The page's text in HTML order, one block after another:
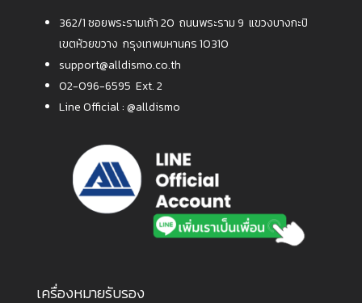
362/1 ซอยพระรามเก้า 20 ถนนพระราม 9 แขวงบางกะปิ
เขตห้วยขวาง กรุงเทพมหานคร 10310
support@alldismo.co.th
02-096-6595 Ext. 2
Line Official :@alldismo
เครื่องหมายรับรอง